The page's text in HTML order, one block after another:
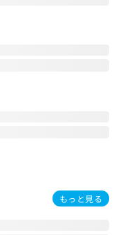
もっと見る